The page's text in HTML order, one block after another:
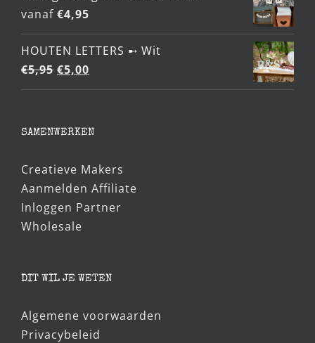
vanaf €4,95
HOUTEN LETTERS ➸ Wit
€5,95 Oorspronkelijke
prijs
€5,95.
€5,00
prijs
€5,00.
SAMENWERKEN
Creatieve Makers
Aanmelden Affiliate
Inloggen Partner
Wholesale
DIT WIL JE WETEN
Algemene voorwaarden
Privacybeleid